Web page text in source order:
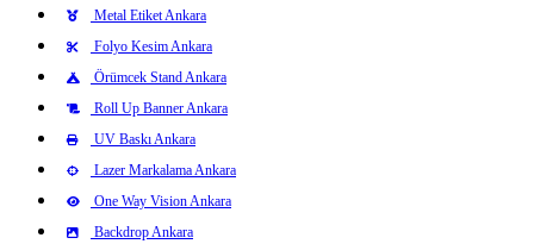
Metal Etiket Ankara
Folyo Kesim Ankara
Örümcek Stand Ankara
Roll Up Banner Ankara
UV Baskı Ankara
Lazer Markalama Ankara
One Way Vision Ankara
Backdrop Ankara